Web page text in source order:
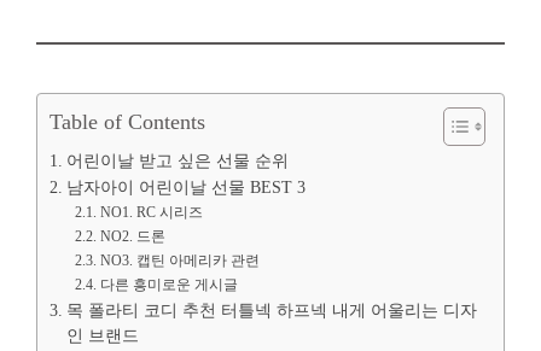
Table of Contents
어린이날 받고 싶은 선물 순위
남자아이 어린이날 선물 BEST 3
NO1. RC 시리즈
NO2. 드론
NO3. 캡틴 아메리카 관련
다른 흥미로운 게시글
목 폴라티 코디 추천 터틀넥 하프넥 내게 어울리는 디자
인 브랜드